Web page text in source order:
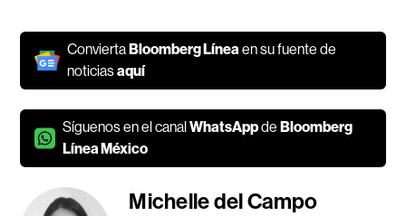
ConviertaBloomberg Líneaen su fuente de
noticiasaquí
Síguenos en el canalWhatsAppdeBloomberg
Línea México
Michelle del Campo